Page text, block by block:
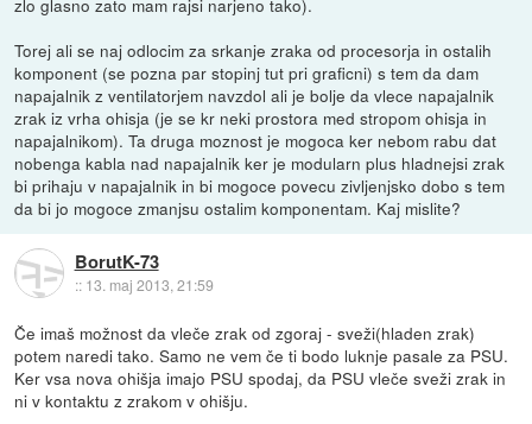
Torej ali se naj odlocim za srkanje zraka od procesorja in ostalih
komponent (se pozna par stopinj tut pri graficni) s tem da dam
napajalnik z ventilatorjem navzdol ali je bolje da vlece napajalnik
zrak iz vrha ohisja (je se kr neki prostora med stropom ohisja in
napajalnikom). Ta druga moznost je mogoca ker nebom rabu dat
nobenga kabla nad napajalnik ker je modularn plus hladnejsi zrak
bi prihaju v napajalnik in bi mogoce povecu zivljenjsko dobo s tem
da bi jo mogoce zmanjsu ostalim komponentam. Kaj mislite?
BorutK-73
:: 13. maj 2013, 21:59
Če imaš možnost da vleče zrak od zgoraj - sveži(hladen zrak)
potem naredi tako. Samo ne vem če ti bodo luknje pasale za PSU.
Ker vsa nova ohišja imajo PSU spodaj, da PSU vleče sveži zrak in
ni v kontaktu z zrakom v ohišju.